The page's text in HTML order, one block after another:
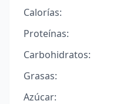
Calorías:
Proteínas:
Carbohidratos:
Grasas:
Azúcar: